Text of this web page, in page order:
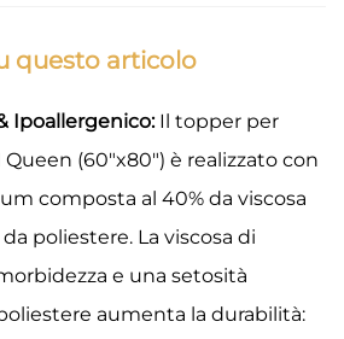
questo articolo
Ipoallergenico: Il topper per
Queen (60"x80") è realizzato con
composta al 40% da viscosa
poliestere. La viscosa di
e una setosità
aumenta la durabilità: